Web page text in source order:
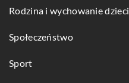
Rodzina i wychowanie dzieci
Społeczeństwo
Sport